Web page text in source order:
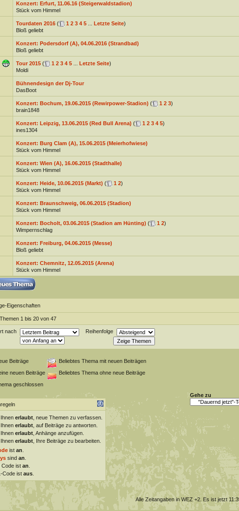
Konzert: Erfurt, 11.06.16 (Steigerwaldstadion)
Stück vom Himmel
Tourdaten 2016 ( 1 2 3 4 5... Letzte Seite)
Bloß geliebt
Konzert: Podersdorf (A), 04.06.2016 (Strandbad)
Bloß geliebt
Tour 2015 ( 1 2 3 4 5... Letzte Seite)
Moldi
Bühnendesign der Dj-Tour
DasBoot
Konzert: Bochum, 19.06.2015 (Rewirpower-Stadion) ( 1 2 3)
brain1848
Konzert: Leipzig, 13.06.2015 (Red Bull Arena) ( 1 2 3 4 5)
ines1304
Konzert: Burg Clam (A), 15.06.2015 (Meierhofwiese)
Stück vom Himmel
Konzert: Wien (A), 16.06.2015 (Stadthalle)
Stück vom Himmel
Konzert: Heide, 10.06.2015 (Markt) ( 1 2)
Stück vom Himmel
Konzert: Braunschweig, 06.06.2015 (Stadion)
Stück vom Himmel
Konzert: Bocholt, 03.06.2015 (Stadion am Hünting) ( 1 2)
Wimpernschlag
Konzert: Freiburg, 04.06.2015 (Messe)
Bloß geliebt
Konzert: Chemnitz, 12.05.2015 (Arena)
Stück vom Himmel
Eigenschaften
1 bis 20 von 47
nach
Reihenfolge
Beiträge
Beliebtes Thema mit neuen Beiträgen
neuen Beiträge
Beliebtes Thema ohne neue Beiträge
geschlossen
erlaubt, neue Themen zu verfassen.
erlaubt, auf Beiträge zu antworten.
erlaubt, Anhänge anzufügen.
erlaubt, Ihre Beiträge zu bearbeiten.
ist an
sind an
Code ist an
Code ist aus.
Gehe zu
Alle Zeitangaben in WEZ +2. Es ist jetzt